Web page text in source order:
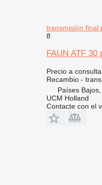
transmisión final
8
FAUN ATF
Precio a
Recambio -
Países
UCM Holland
Contacte con el